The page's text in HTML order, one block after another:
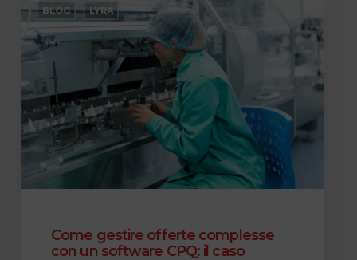
BLOG LYRA
gestire
offerte
complesse
con
un
software
CPQ:
il
caso
Brevetti
CEA
Come gestire offerte complesse
con un software CPQ: il caso